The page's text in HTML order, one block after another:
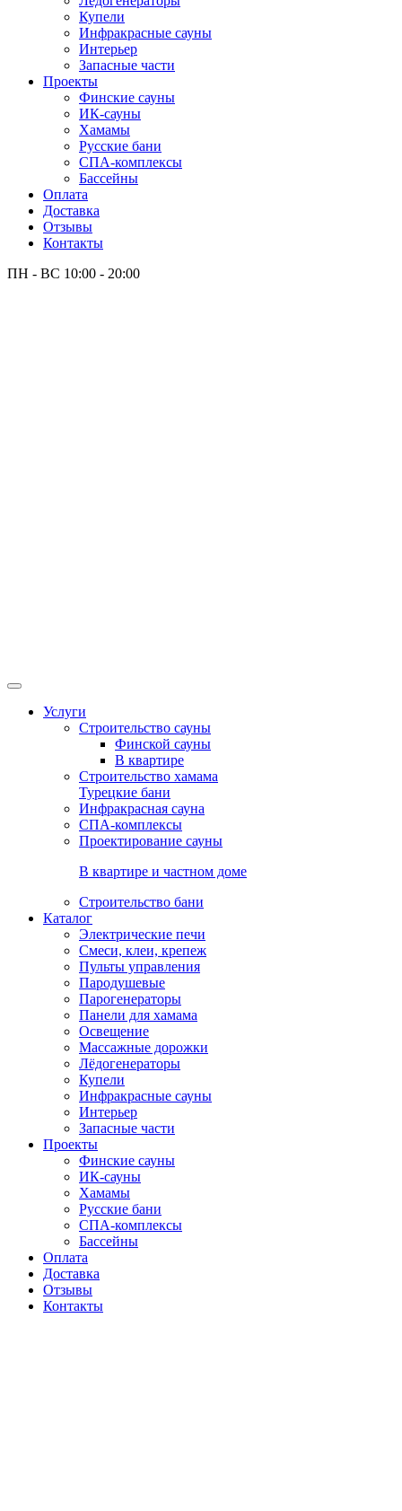
Купели
Инфракрасные сауны
Интерьер
Запасные части
Проекты
Финские сауны
ИК-сауны
Хамамы
Русские бани
СПА-комплексы
Бассейны
Оплата
Доставка
Отзывы
Контакты
ПН - ВС 10:00 - 20:00
Услуги
Строительство сауны
Финской сауны
В квартире
Строительство хамама
Турецкие бани
Инфракрасная сауна
СПА-комплексы
Проектирование сауны
В квартире и частном доме
Строительство бани
Каталог
Электрические печи
Смеси, клеи, крепеж
Пульты управления
Пародушевые
Парогенераторы
Панели для хамама
Освещение
Массажные дорожки
Лёдогенераторы
Купели
Инфракрасные сауны
Интерьер
Запасные части
Проекты
Финские сауны
ИК-сауны
Хамамы
Русские бани
СПА-комплексы
Бассейны
Оплата
Доставка
Отзывы
Контакты